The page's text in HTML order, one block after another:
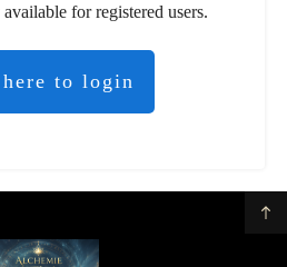
for registered users.
to login